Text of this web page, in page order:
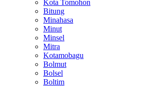
Kota Tomohon
Bitung
Minahasa
Minut
Minsel
Mitra
Kotamobagu
Bolmut
Bolsel
Boltim